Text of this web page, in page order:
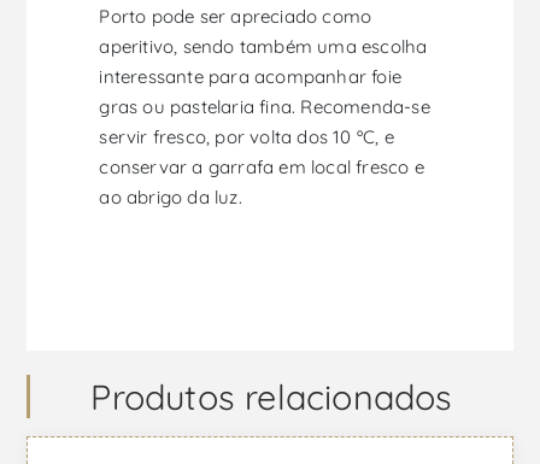
Porto pode ser apreciado como
aperitivo, sendo também uma escolha
interessante para acompanhar foie
gras ou pastelaria fina. Recomenda-se
servir fresco, por volta dos 10 ºC, e
conservar a garrafa em local fresco e
ao abrigo da luz.
Produtos relacionados